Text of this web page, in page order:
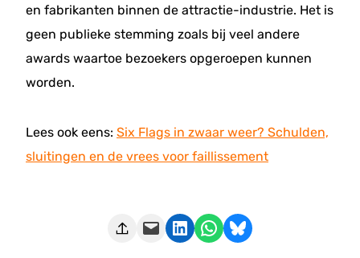
en fabrikanten binnen de attractie-industrie. Het is
geen publieke stemming zoals bij veel andere
awards waartoe bezoekers opgeroepen kunnen
worden.
Lees ook eens: Six Flags in zwaar weer? Schulden,
sluitingen en de vrees voor faillissement
Deze pagina e-mailen Delen op LinkedIn Delen via WhatsApp Share on Bluesky